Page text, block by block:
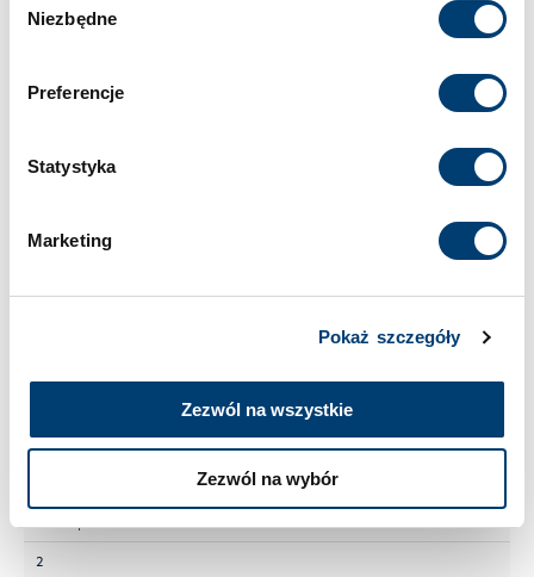
odrzucić i wycofać swoją zgodę w dowolnej chwili ze
w Polityce prywatności
Polityce wykorzystywania
zgody
Niezbędne
Preferencje
Statystyka
Marketing
Pokaż szczegóły
Zezwól na wszystkie
Zezwól na wybór
do 65.000 €
Limit wartości chronionej w firmie
Zamek kluczowy
F 103-11
2